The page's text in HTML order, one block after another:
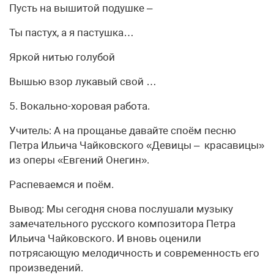
Пусть на вышитой подушке –
Ты пастух, а я пастушка…
Яркой нитью голубой
Вышью взор лукавый свой …
5. Вокально-хоровая работа.
Учитель: А на прощанье давайте споём песню
Петра Ильича Чайковского «Девицы – красавицы»
из оперы «Евгений Онегин».
Распеваемся и поём.
Вывод: Мы сегодня снова послушали музыку
замечательного русского композитора Петра
Ильича Чайковского. И вновь оценили
потрясающую мелодичность и современность его
произведений.